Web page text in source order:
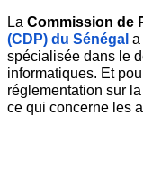
La Commission de
(CDP) du Sénégal a
spécialisée dans le
informatiques. Et
réglementation sur la
ce qui concerne les